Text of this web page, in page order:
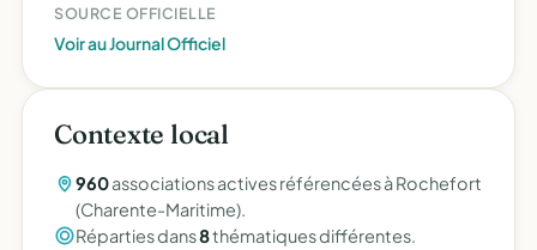
SOURCE OFFICIELLE
Voir au Journal Officiel
Contexte local
960associations actives référencées à Rochefort
(Charente-Maritime).
Réparties dans8thématiques différentes.